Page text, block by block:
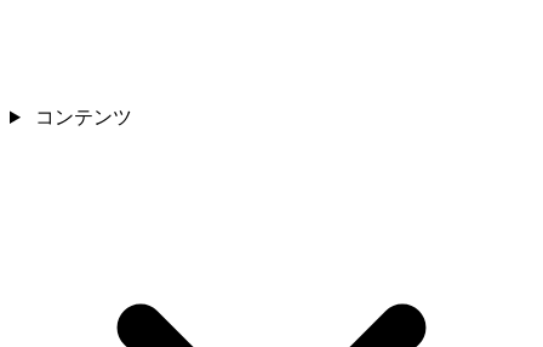
コンテンツ